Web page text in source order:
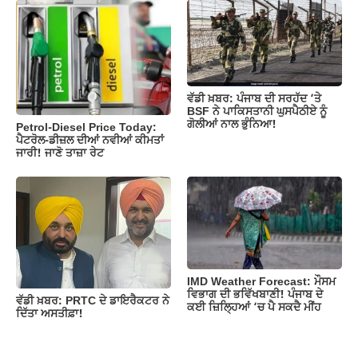
Petrol-Diesel Price Today:
ਪੈਟਰੋਲ-ਡੀਜ਼ਲ ਦੀਆਂ ਨਵੀਆਂ ਕੀਮਤਾਂ
ਜਾਰੀ! ਜਾਣੋ ਤਾਜ਼ਾ ਰੇਟ
ਵੱਡੀ ਖ਼ਬਰ: ਪੰਜਾਬ ਦੀ ਸਰਹੱਦ ‘ਤੇ
BSF ਨੇ ਪਾਕਿਸਤਾਨੀ ਘੁਸਪੈਠੀਏ ਨੂੰ
ਗੋਲੀਆਂ ਨਾਲ ਭੁੰਨਿਆ!
ਵੱਡੀ ਖ਼ਬਰ: PRTC ਦੇ ਡਾਇਰੈਕਟਰ ਨੇ
ਦਿੱਤਾ ਅਸਤੀਫ਼ਾ!
IMD Weather Forecast: ਮੌਸਮ
ਵਿਭਾਗ ਦੀ ਭਵਿੱਖਬਾਣੀ! ਪੰਜਾਬ ਦੇ
ਕਈ ਜ਼ਿਲ੍ਹਿਆਂ ‘ਚ ਪੈ ਸਕਦੈ ਮੀਂਹ